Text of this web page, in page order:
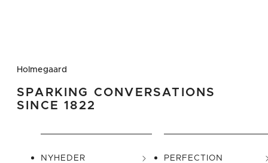
Holmegaard
SPARKING CONVERSATIONS
SINCE 1822
NYHEDER PERFECTION